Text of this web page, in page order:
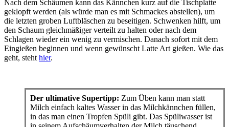
Nach dem Schäumen kann das Kännchen kurz auf die Tischplatte
geklopft werden (als würde man es mit Schmackes abstellen), um
die letzten groben Luftbläschen zu beseitigen. Schwenken hilft, um
den Schaum gleichmäßiger verteilt zu halten oder nach dem
Schlagen wieder ein wenig zu vermischen. Danach sofort mit dem
Eingießen beginnen und wenn gewünscht Latte Art gießen. Wie das
geht, steht hier.
Der ultimative Supertipp: Zum Üben kann man statt
Milch einfach kaltes Wasser in das Milchkännchen füllen,
in das man einen Tropfen Spüli gibt. Das Spüliwasser ist